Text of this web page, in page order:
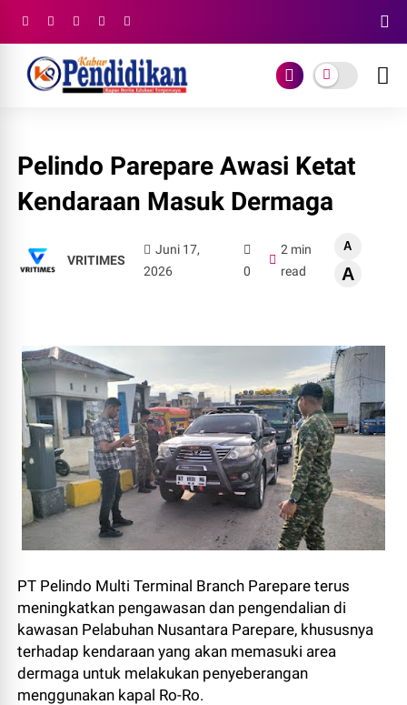
Pelindo Parepare Awasi Ketat
Kendaraan Masuk Dermaga
VRITIMES
Juni 17,
2026
0
2 min
read
A
A
PT Pelindo Multi Terminal Branch Parepare terus
meningkatkan pengawasan dan pengendalian di
kawasan Pelabuhan Nusantara Parepare, khususnya
terhadap kendaraan yang akan memasuki area
dermaga untuk melakukan penyeberangan
menggunakan kapal Ro-Ro.